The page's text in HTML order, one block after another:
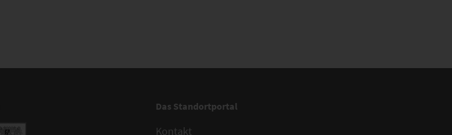
Das Standortportal
Kontakt